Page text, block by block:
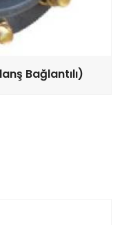
Bağlantılı)